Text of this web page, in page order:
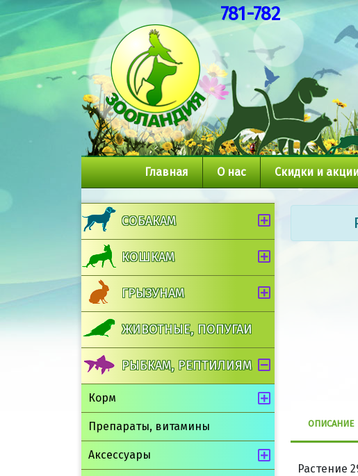
781-782
Главная О нас Скидки и
СОБАКАМ
КОШКАМ
ГРЫЗУНАМ
ЖИВОТНЫЕ, ПОПУГАИ
РЫБКАМ, РЕПТИЛИЯМ
Корм
Препараты, витамины
Аксессуары
ОПИСАНИЕ
Растение